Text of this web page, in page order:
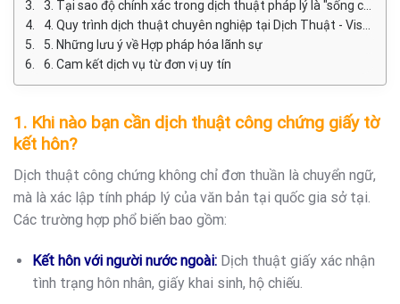
3. Tại sao độ chính xác trong dịch thuật pháp lý là "sống còn"?
4. Quy trình dịch thuật chuyên nghiệp tại Dịch Thuật - Visa Khánh An
5. Những lưu ý về Hợp pháp hóa lãnh sự
6. Cam kết dịch vụ từ đơn vị uy tín
1. Khi nào bạn cần dịch thuật công chứng giấy tờ
kết hôn?
Dịch thuật công chứng không chỉ đơn thuần là chuyển ngữ,
mà là xác lập tính pháp lý của văn bản tại quốc gia sở tại.
Các trường hợp phổ biến bao gồm:
Kết hôn với người nước ngoài:Dịch thuật giấy xác nhận
tình trạng hôn nhân, giấy khai sinh, hộ chiếu.